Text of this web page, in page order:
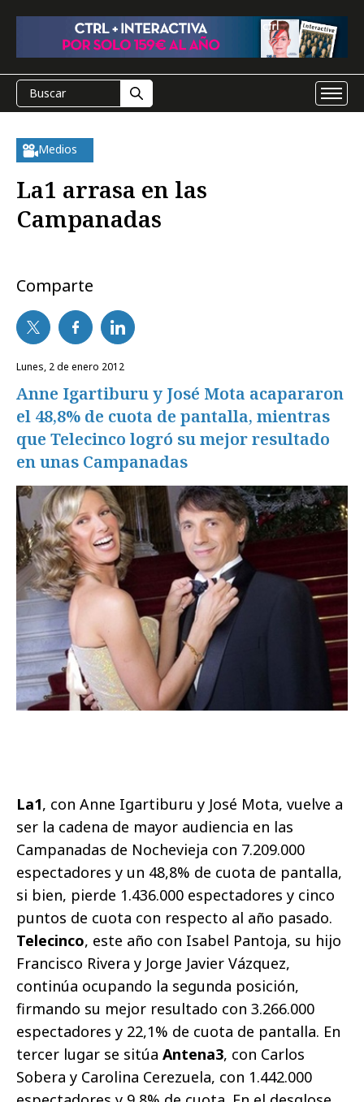
Medios
La1 arrasa en las
Campanadas
Comparte
lunes, 2 de enero 2012
Anne Igartiburu y José Mota acapararon
el 48,8% de cuota de pantalla, mientras
que Telecinco logró su mejor resultado
en unas Campanadas
La1, con Anne Igartiburu y José Mota, vuelve a
ser la cadena de mayor audiencia en las
Campanadas de Nochevieja con 7.209.000
espectadores y un 48,8% de cuota de pantalla,
si bien, pierde 1.436.000 espectadores y cinco
puntos de cuota con respecto al año pasado.
Telecinco, este año con Isabel Pantoja, su hijo
Francisco Rivera y Jorge Javier Vázquez,
continúa ocupando la segunda posición,
firmando su mejor resultado con 3.266.000
espectadores y 22,1% de cuota de pantalla. En
tercer lugar se sitúa Antena3, con Carlos
Sobera y Carolina Cerezuela, con 1.442.000